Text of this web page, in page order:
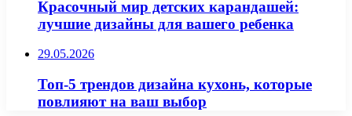
Красочный мир детских карандашей:
лучшие дизайны для вашего ребенка
29.05.2026
Топ-5 трендов дизайна кухонь, которые
повлияют на ваш выбор